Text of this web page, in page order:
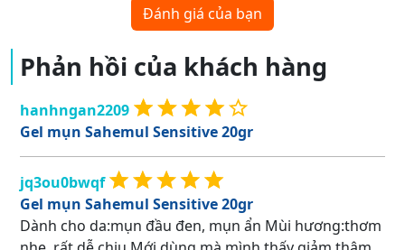
Đánh giá của bạn
Phản hồi của khách hàng
hanhngan2209
Gel mụn Sahemul Sensitive 20gr
jq3ou0bwqf
Gel mụn Sahemul Sensitive 20gr
Dành cho da:mụn đầu đen, mụn ẩn Mùi hương:thơm